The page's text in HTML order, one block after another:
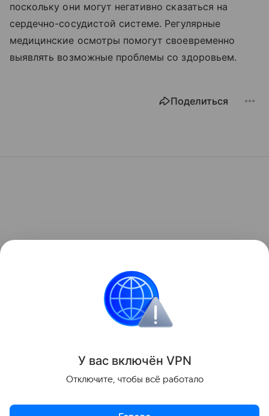
поскольку они могут негативно сказаться на
сердечно-сосудистой системе. Регулярные
медицинские осмотры помогут своевременно
выявлять возможные проблемы со здоровьем.
Поделиться
У вас включён VPN
Отключите, чтобы всё работало